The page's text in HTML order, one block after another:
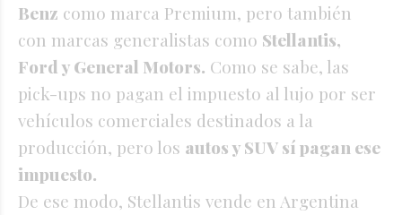
Benz como marca Premium, pero también
con marcas generalistas como Stellantis,
Ford y General Motors. Como se sabe, las
pick-ups no pagan el impuesto al lujo por ser
vehículos comerciales destinados a la
producción, pero los autos y SUV sí pagan ese
impuesto.
De ese modo, Stellantis vende en Argentina